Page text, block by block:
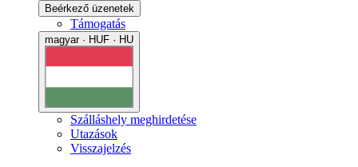
Beérkező üzenetek
Támogatás
magyar · HUF · HU
Szálláshely meghirdetése
Utazások
Visszajelzés